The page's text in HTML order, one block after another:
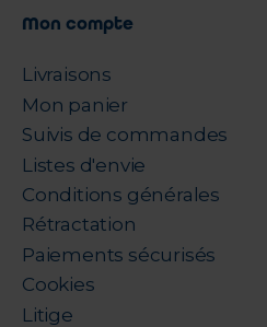
Mon compte
Livraisons
Mon panier
Suivis de commandes
Listes d'envie
Conditions générales
Rétractation
Paiements sécurisés
Cookies
Litige